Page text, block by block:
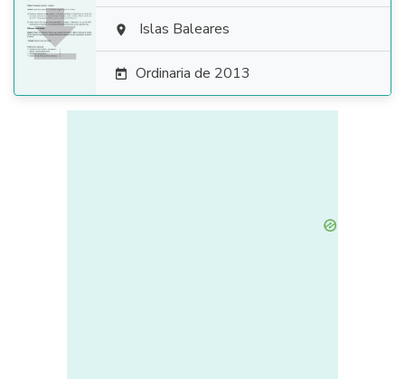
  Islas Baleares
 Ordinaria de 2013